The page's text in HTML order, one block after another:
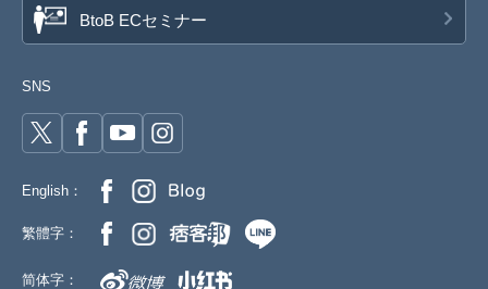
BtoB ECセミナー
SNS
English：
繁體字：
简体字：